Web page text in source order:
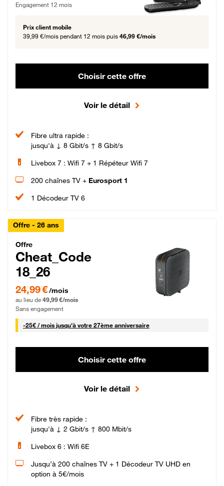
Engagement 12 mois
Prix client mobile
39,99 €/mois pendant 12 mois puis 46,99 €/mois
Choisir cette offre
Voir le détail
Fibre ultra rapide :
jusqu'à ↓ 8 Gbit/s ↑ 8 Gbit/s
Livebox 7 : Wifi 7 + 1 Répéteur Wifi 7
200 chaînes TV + Eurosport 1
1 Décodeur TV 6
Offre - 26 ans
Cheat_Code Fibre_18_26
Offre
Cheat_Code
18_26
24,99 € par mois pendant 0 mois puis 49,99 € par mois, Sans engagement
24,99 €/mois
au lieu de 49,99 €/mois
Sans engagement
-25€ / mois25 € par mois
jusqu'à votre 27ème anniversaire
Choisir cette offre
Voir le détail
Fibre très rapide :
jusqu'à ↓ 2 Gbit/s ↑ 800 Mbit/s
Livebox 6 : Wifi 6E
Jusqu’à 200 chaînes TV + 1 Décodeur TV UHD en
option à 5€/mois